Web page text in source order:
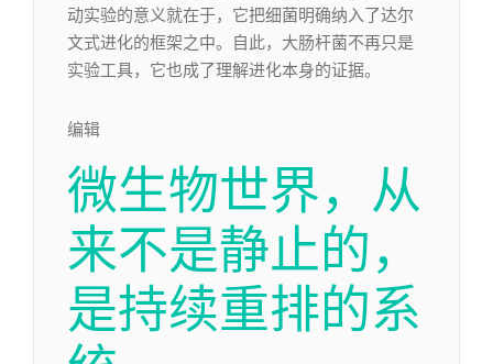
动实验的意义就在于，它把细菌明确纳入了达尔
文式进化的框架之中。自此，大肠杆菌不再只是
实验工具，它也成了理解进化本身的证据。
编辑​
微生物世界，从
来不是静止的，
是持续重排的系